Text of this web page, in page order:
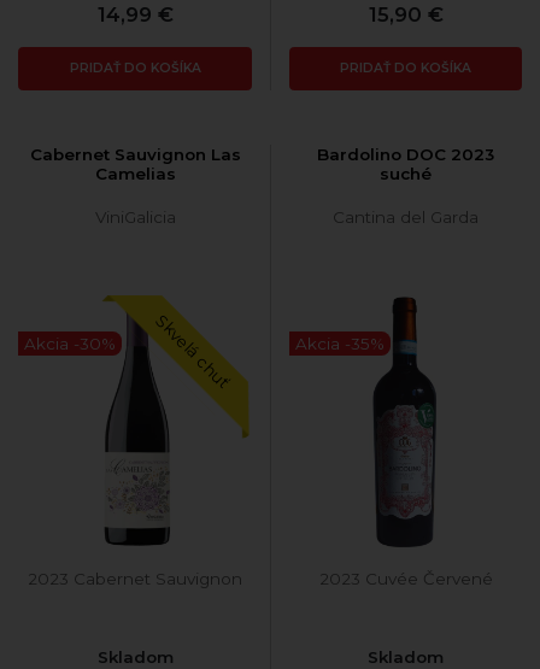
14,99 €
PRIDAŤ DO KOŠÍKA
15,90 €
PRIDAŤ DO KOŠÍKA
Cabernet Sauvignon Las
Camelias
ViniGalicia
Akcia -30% Skvelá chuť
2023 Cabernet Sauvignon
Skladom
Bardolino DOC 2023
suché
Cantina del Garda
Akcia -35%
2023 Cuvée Červené
Skladom